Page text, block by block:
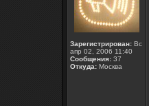
Зарегистрирован: Вс
апр 02, 2006 11:40
Сообщения: 37
Откуда: Москва